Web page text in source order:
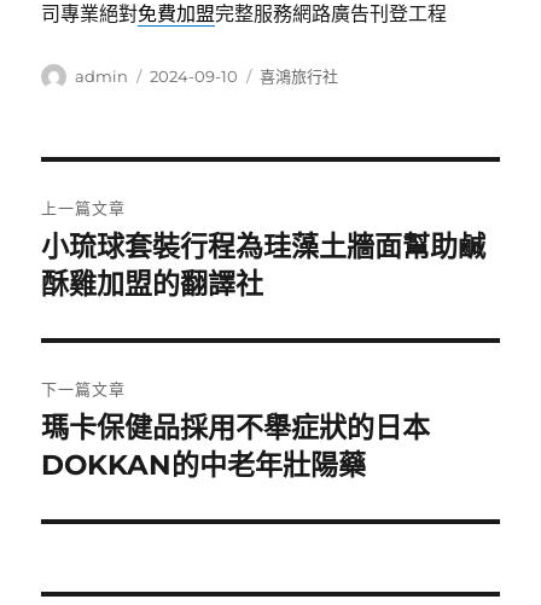
司專業絕對免費加盟完整服務網路廣告刊登工程
作
admin
發
2024-09-10
分
喜鴻旅行社
章
導
覽
上一篇文章
上
一
文
章:
小琉球套裝行程為珪藻土牆面幫助鹹
酥雞加盟的翻譯社
下一篇文章
下
一
文
瑪卡保健品採用不舉症狀的日本
DOKKAN的中老年壯陽藥